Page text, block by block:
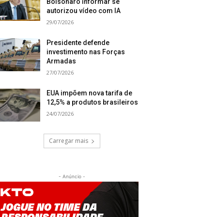
Bolsonaro informar se
autorizou vídeo com IA
29/07/2026
Presidente defende
investimento nas Forças
Armadas
27/07/2026
EUA impõem nova tarifa de
12,5% a produtos brasileiros
24/07/2026
Carregar mais
- Anúncio -